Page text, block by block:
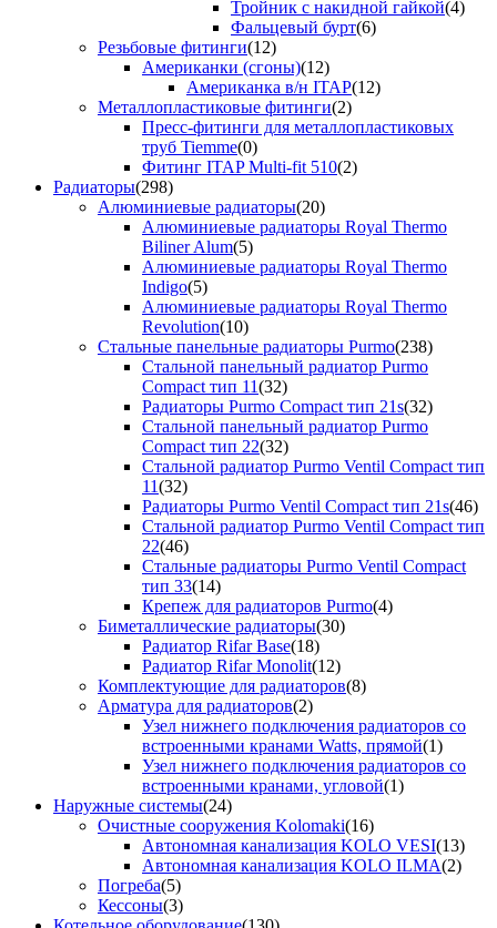
Тройник с накидной гайкой(4)
Фальцевый бурт(6)
Резьбовые фитинги(12)
Американки (сгоны)(12)
Американка в/н ITAP(12)
Металлопластиковые фитинги(2)
Пресс-фитинги для металлопластиковых
труб Tiemme(0)
Фитинг ITAP Multi-fit 510(2)
Радиаторы(298)
Алюминиевые радиаторы(20)
Алюминиевые радиаторы Royal Thermo
Biliner Alum(5)
Алюминиевые радиаторы Royal Thermo
Indigo(5)
Алюминиевые радиаторы Royal Thermo
Revolution(10)
Стальные панельные радиаторы Purmo(238)
Стальной панельный радиатор Purmo
Compact тип 11(32)
Радиаторы Purmo Compact тип 21s(32)
Стальной панельный радиатор Purmo
Compact тип 22(32)
Стальной радиатор Purmo Ventil Compact тип
11(32)
Радиаторы Purmo Ventil Compact тип 21s(46)
Стальной радиатор Purmo Ventil Compact тип
22(46)
Стальные радиаторы Purmo Ventil Compact
тип 33(14)
Крепеж для радиаторов Purmo(4)
Биметаллические радиаторы(30)
Радиатор Rifar Base(18)
Радиатор Rifar Monolit(12)
Комплектующие для радиаторов(8)
Арматура для радиаторов(2)
Узел нижнего подключения радиаторов со
встроенными кранами Watts, прямой(1)
Узел нижнего подключения радиаторов со
встроенными кранами, угловой(1)
Наружные системы(24)
Очистные сооружения Kolomaki(16)
Автономная канализация KOLO VESI(13)
Автономная канализация KOLO ILMA(2)
Погреба(5)
Кессоны(3)